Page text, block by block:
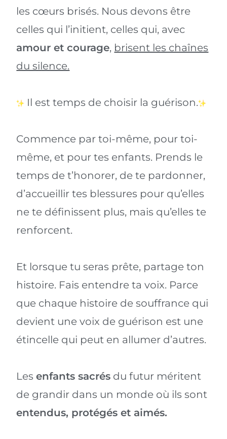
les cœurs brisés. Nous devons être
celles qui l’initient, celles qui, avec
amour et courage, brisent les chaînes
du silence.
Il est temps de choisir la guérison.
Commence par toi-même, pour toi-
même, et pour tes enfants. Prends le
temps de t’honorer, de te pardonner,
d’accueillir tes blessures pour qu’elles
ne te définissent plus, mais qu’elles te
renforcent.
Et lorsque tu seras prête, partage ton
histoire. Fais entendre ta voix. Parce
que chaque histoire de souffrance qui
devient une voix de guérison est une
étincelle qui peut en allumer d’autres.
Lesenfants sacrés du futur méritent
de grandir dans un monde où ils sont
entendus, protégés et aimés.